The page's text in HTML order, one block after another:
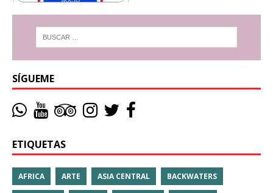
SÍGUEME
ETIQUETAS
AFRICA ARTE ASIA CENTRAL BACKWATERS